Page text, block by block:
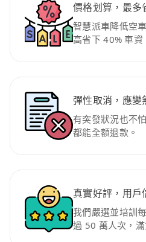
價格划算，最多
智慧派車降低空
高省下 40% 車資
彈性取消，應變
有突發狀況也不
都能全額退款。
真實好評，用戶
我們嚴選並培訓
過 50 萬人次，